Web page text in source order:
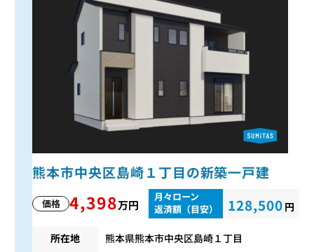
熊本市中央区島崎１丁目の新築一戸建
価格 4,398万円
月々ローン
返済額（目安）
128,500 円
所在地
熊本県熊本市中央区島崎１丁目